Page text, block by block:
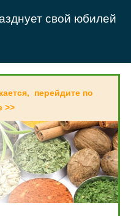
свой юбилей
перейдите по
>>